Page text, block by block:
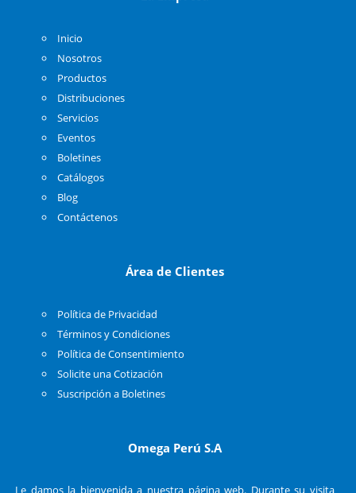
Inicio
Nosotros
Productos
Distribuciones
Servicios
Eventos
Boletines
Catálogos
Blog
Contáctenos
Área de Clientes
Política de Privacidad
Términos y Condiciones
Política de Consentimiento
Solicite una Cotización
Suscripción a Boletines
Omega Perú S.A
Le damos la bienvenida a nuestra página web. Durante su visita